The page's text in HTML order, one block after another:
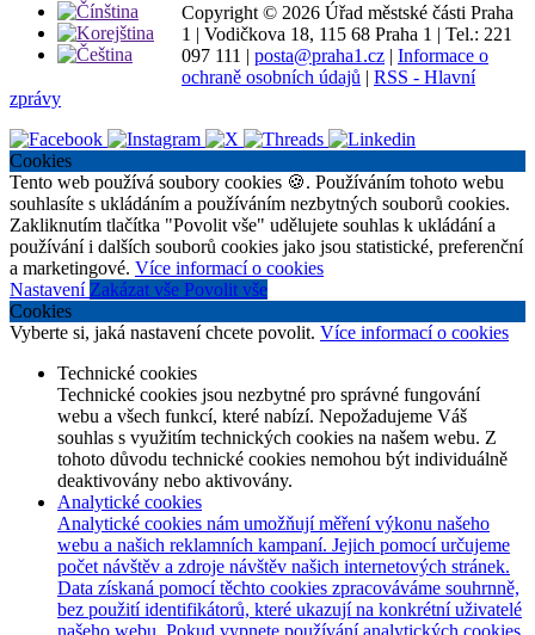
Copyright © 2026 Úřad městské části Praha
1 | Vodičkova 18, 115 68 Praha 1 | Tel.: 221
097 111 | posta@praha1.cz | Informace o
ochraně osobních údajů | RSS - Hlavní
zprávy
Cookies
Tento web používá soubory cookies 🍪. Používáním tohoto webu
souhlasíte s ukládáním a používáním nezbytných souborů cookies.
Zakliknutím tlačítka "Povolit vše" udělujete souhlas k ukládání a
používání i dalších souborů cookies jako jsou statistické, preferenční
a marketingové. Více informací o cookies
Nastavení Zakázat vše Povolit vše
Cookies
Vyberte si, jaká nastavení chcete povolit. Více informací o cookies
Technické cookies
Technické cookies jsou nezbytné pro správné fungování
webu a všech funkcí, které nabízí. Nepožadujeme Váš
souhlas s využitím technických cookies na našem webu. Z
tohoto důvodu technické cookies nemohou být individuálně
deaktivovány nebo aktivovány.
Analytické cookies
Analytické cookies nám umožňují měření výkonu našeho
webu a našich reklamních kampaní. Jejich pomocí určujeme
počet návštěv a zdroje návštěv našich internetových stránek.
Data získaná pomocí těchto cookies zpracováváme souhrnně,
bez použití identifikátorů, které ukazují na konkrétní uživatelé
našeho webu. Pokud vypnete používání analytických cookies